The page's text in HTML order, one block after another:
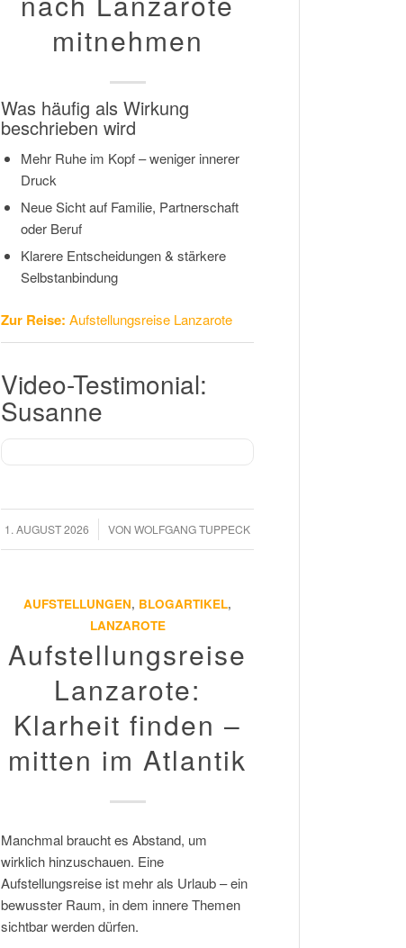
mitnehmen
Was häufig als Wirkung
beschrieben wird
Mehr Ruhe im Kopf – weniger innerer
Druck
Neue Sicht auf Familie, Partnerschaft
oder Beruf
Klarere Entscheidungen & stärkere
Selbstanbindung
Zur Reise: Aufstellungsreise Lanzarote
Video-Testimonial:
Susanne
1. AUGUST 2026
/ VONWOLFGANG TUPPECK
AUFSTELLUNGEN, BLOGARTIKEL,
LANZAROTE
Aufstellungsreise
Lanzarote:
Klarheit finden –
mitten im Atlantik
Manchmal braucht es Abstand, um
wirklich hinzuschauen. Eine
Aufstellungsreise ist mehr als Urlaub – ein
bewusster Raum, in dem innere Themen
sichtbar werden dürfen.